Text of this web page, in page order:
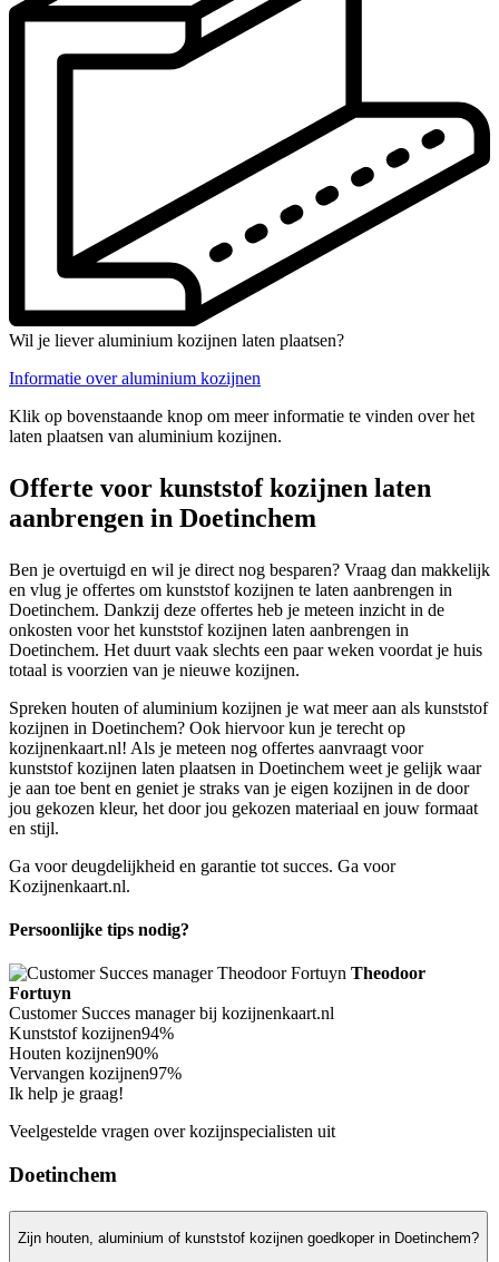
Wil je liever aluminium kozijnen laten plaatsen?
Informatie over aluminium kozijnen
Klik op bovenstaande knop om meer informatie te vinden over het
laten plaatsen van aluminium kozijnen.
Offerte voor kunststof kozijnen laten
aanbrengen in Doetinchem
Ben je overtuigd en wil je direct nog besparen? Vraag dan makkelijk
en vlug je offertes om kunststof kozijnen te laten aanbrengen in
Doetinchem. Dankzij deze offertes heb je meteen inzicht in de
onkosten voor het kunststof kozijnen laten aanbrengen in
Doetinchem. Het duurt vaak slechts een paar weken voordat je huis
totaal is voorzien van je nieuwe kozijnen.
Spreken houten of aluminium kozijnen je wat meer aan als kunststof
kozijnen in Doetinchem? Ook hiervoor kun je terecht op
kozijnenkaart.nl! Als je meteen nog offertes aanvraagt voor
kunststof kozijnen laten plaatsen in Doetinchem weet je gelijk waar
je aan toe bent en geniet je straks van je eigen kozijnen in de door
jou gekozen kleur, het door jou gekozen materiaal en jouw formaat
en stijl.
Ga voor deugdelijkheid en garantie tot succes. Ga voor
Kozijnenkaart.nl.
Persoonlijke tips nodig?
Theodoor
Fortuyn
Customer Succes manager bij kozijnenkaart.nl
Kunststof kozijnen94%
Houten kozijnen90%
Vervangen kozijnen97%
Ik help je graag!
Veelgestelde vragen over kozijnspecialisten uit
Doetinchem
Zijn houten, aluminium of kunststof kozijnen goedkoper in Doetinchem?